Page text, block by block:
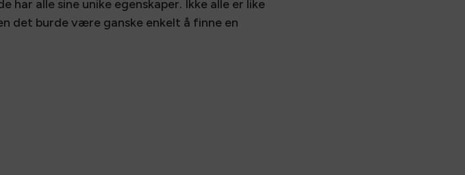
alle sine unike egenskaper. Ikke alle er like
det burde være ganske enkelt å finne en